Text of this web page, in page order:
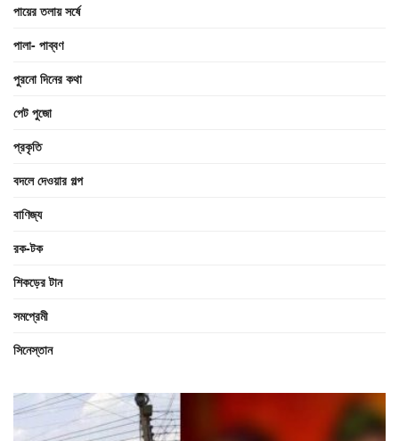
পায়ের তলায় সর্ষে
পালা- পাব্বণ
পুরনো দিনের কথা
পেট পুজো
প্রকৃতি
বদলে দেওয়ার গল্প
বাণিজ্য
রক-টক
শিকড়ের টান
সমপ্রেমী
সিনেস্তান